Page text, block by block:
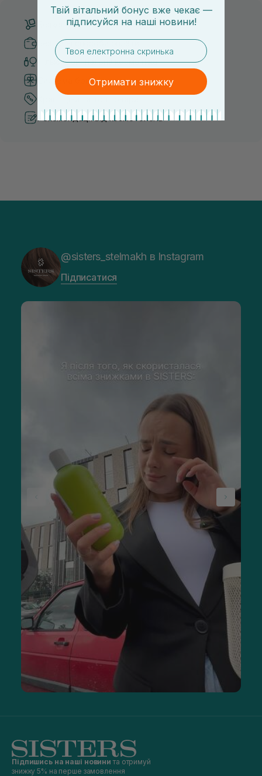
Безкоштовна доставка від 3000 UAH
Безпечні способи оплати
Тільки оригінальна косметика
Система бонусів та лояльності
Рекомендації від косметологів
@sisters_stelmakh в Instagram
Підписатися
Підпишись на наші новини та отримуй
знижку 5% на перше замовлення
Твій вітальний бонус вже чекає —
підписуйся на наші новини!
email
Отримати знижку